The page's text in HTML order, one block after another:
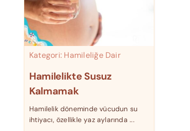
Kategori: Hamileliğe Dair
Hamilelikte Susuz
Kalmamak
Hamilelik döneminde vücudun su
ihtiyacı, özellikle yaz aylarında ...